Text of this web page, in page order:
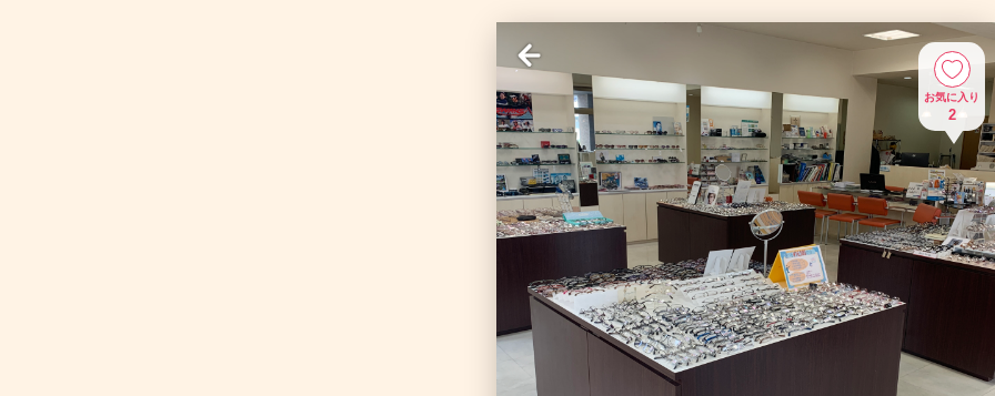
お気に入り
2